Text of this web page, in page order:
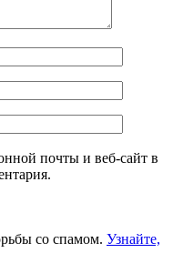
почты и веб-сайт в
со спамом. Узнайте,